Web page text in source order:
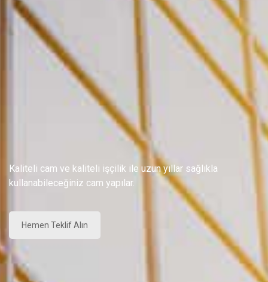
Kaliteli cam ve kaliteli işçilik ile uzun yıllar sağlıkla
kullanabileceğiniz cam yapılar.
Hemen Teklif Alın